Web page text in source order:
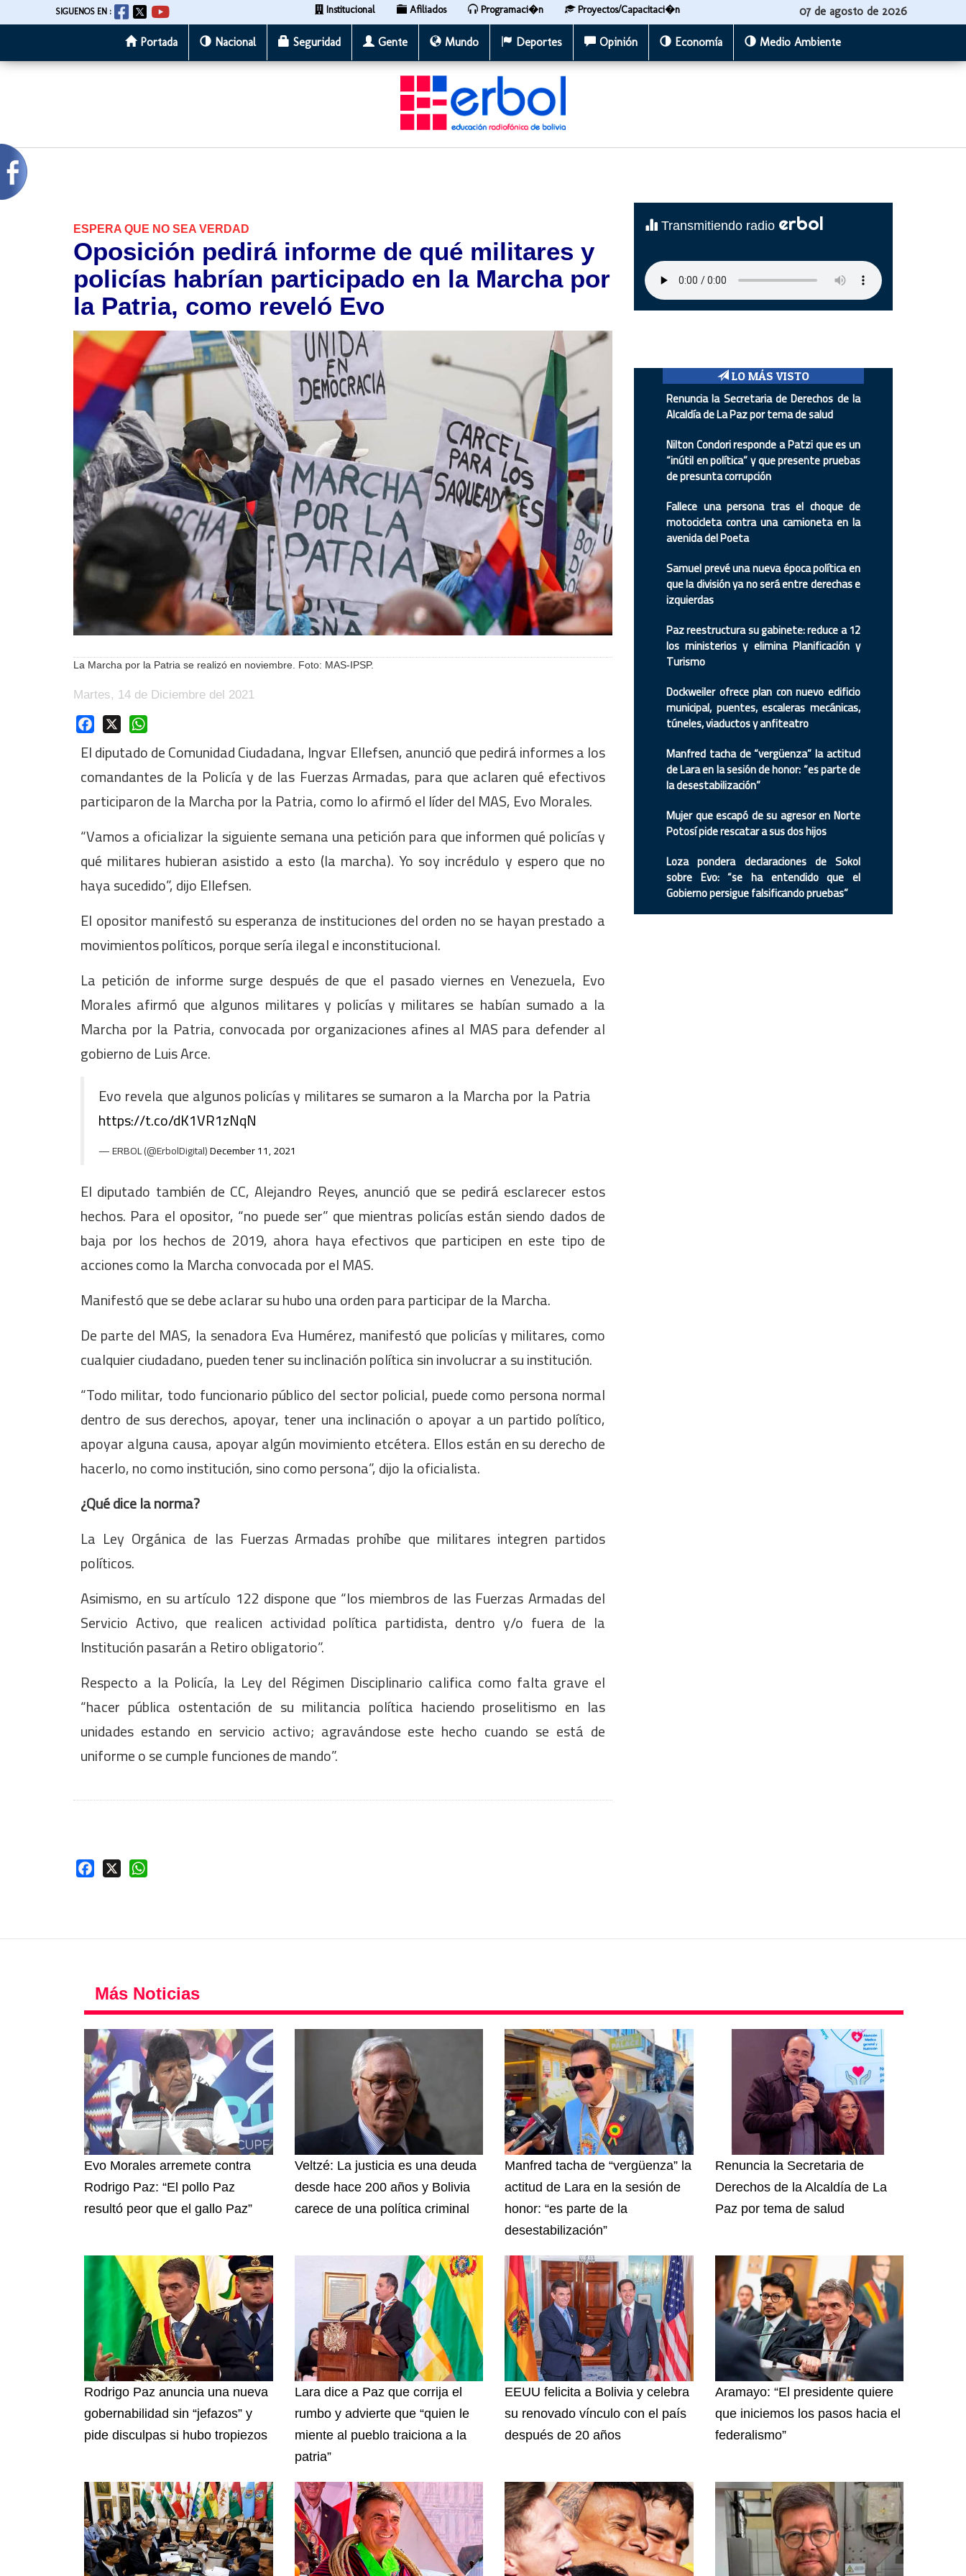
al
SIGUENOS EN : Institucional Afiliados Programaci�n Proyectos/Capacitaci�n 07 de agosto de 2026
Portada Nacional Seguridad Gente Mundo Deportes Opinión Economía Medio Ambiente
ESPERA QUE NO SEA VERDAD
Oposición pedirá informe de qué militares y
policías habrían participado en la Marcha por
la Patria, como reveló Evo
La Marcha por la Patria se realizó en noviembre. Foto: MAS-IPSP.
Martes, 14 de Diciembre del 2021
Facebook
El diputado de Comunidad Ciudadana, Ingvar Ellefsen, anunció que pedirá informes a los
comandantes de la Policía y de las Fuerzas Armadas, para que aclaren qué efectivos
participaron de la Marcha por la Patria, como lo afirmó el líder del MAS, Evo Morales.
“Vamos a oficializar la siguiente semana una petición para que informen qué policías y
qué militares hubieran asistido a esto (la marcha). Yo soy incrédulo y espero que no
haya sucedido”, dijo Ellefsen.
El opositor manifestó su esperanza de instituciones del orden no se hayan prestado a
movimientos políticos, porque sería ilegal e inconstitucional.
La petición de informe surge después de que el pasado viernes en Venezuela, Evo
Morales afirmó que algunos militares y policías y militares se habían sumado a la
Marcha por la Patria, convocada por organizaciones afines al MAS para defender al
gobierno de Luis Arce.
Evo revela que algunos policías y militares se sumaron a la Marcha por la Patria
https://t.co/dK1VR1zNqN
— ERBOL (@ErbolDigital)December 11, 2021
El diputado también de CC, Alejandro Reyes, anunció que se pedirá esclarecer estos
hechos. Para el opositor, “no puede ser” que mientras policías están siendo dados de
baja por los hechos de 2019, ahora haya efectivos que participen en este tipo de
acciones como la Marcha convocada por el MAS.
Manifestó que se debe aclarar su hubo una orden para participar de la Marcha.
De parte del MAS, la senadora Eva Humérez, manifestó que policías y militares, como
cualquier ciudadano, pueden tener su inclinación política sin involucrar a su institución.
“Todo militar, todo funcionario público del sector policial, puede como persona normal
dentro de sus derechos, apoyar, tener una inclinación o apoyar a un partido político,
apoyar alguna causa, apoyar algún movimiento etcétera. Ellos están en su derecho de
hacerlo, no como institución, sino como persona”, dijo la oficialista.
¿Qué dice la norma?
La Ley Orgánica de las Fuerzas Armadas prohíbe que militares integren partidos
políticos.
Asimismo, en su artículo 122 dispone que “los miembros de las Fuerzas Armadas del
Servicio Activo, que realicen actividad política partidista, dentro y/o fuera de la
Institución pasarán a Retiro obligatorio”.
Respecto a la Policía, la Ley del Régimen Disciplinario califica como falta grave el
“hacer pública ostentación de su militancia política haciendo proselitismo en las
unidades estando en servicio activo; agravándose este hecho cuando se está de
uniforme o se cumple funciones de mando”.
Facebook
Transmitiendo radio erbol
LO MÁS VISTO
Renuncia la Secretaria de Derechos de la
Alcaldía de La Paz por tema de salud
Nilton Condori responde a Patzi que es un
“inútil en política” y que presente pruebas
de presunta corrupción
Fallece una persona tras el choque de
motocicleta contra una camioneta en la
avenida del Poeta
Samuel prevé una nueva época política en
que la división ya no será entre derechas e
izquierdas
Paz reestructura su gabinete: reduce a 12
los ministerios y elimina Planificación y
Turismo
Dockweiler ofrece plan con nuevo edificio
municipal, puentes, escaleras mecánicas,
túneles, viaductos y anfiteatro
Manfred tacha de “vergüenza” la actitud
de Lara en la sesión de honor: “es parte de
la desestabilización”
Mujer que escapó de su agresor en Norte
Potosí pide rescatar a sus dos hijos
Loza pondera declaraciones de Sokol
sobre Evo: “se ha entendido que el
Gobierno persigue falsificando pruebas”
Más Noticias
Evo Morales arremete contra
Rodrigo Paz: “El pollo Paz
resultó peor que el gallo Paz”
Veltzé: La justicia es una deuda
desde hace 200 años y Bolivia
carece de una política criminal
Manfred tacha de “vergüenza” la
actitud de Lara en la sesión de
honor: “es parte de la
desestabilización”
Renuncia la Secretaria de
Derechos de la Alcaldía de La
Paz por tema de salud
Rodrigo Paz anuncia una nueva
gobernabilidad sin “jefazos” y
pide disculpas si hubo tropiezos
Lara dice a Paz que corrija el
rumbo y advierte que “quien le
miente al pueblo traiciona a la
patria”
EEUU felicita a Bolivia y celebra
su renovado vínculo con el país
después de 20 años
Aramayo: “El presidente quiere
que iniciemos los pasos hacia el
federalismo”